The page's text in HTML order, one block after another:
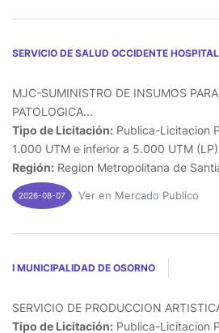
SERVICIO DE SALUD OCCIDENTE
MJC-SUMINISTRO DE INSUMOS
PATOLOGICA...
Tipo de Licitación: Publica-Licitacion
1.000 UTM e inferior a 5.000 UTM (LP)
Región: Region Metropolitana de
2026-08-07 Ver en Mercado Publico
I MUNICIPALIDAD DE OSORNO
SERVICIO DE PRODUCCION
Tipo de Licitación: Publica-Licitacion